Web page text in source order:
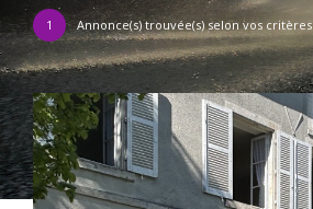
1 Annonce(s) trouvée(s) selon vos critères